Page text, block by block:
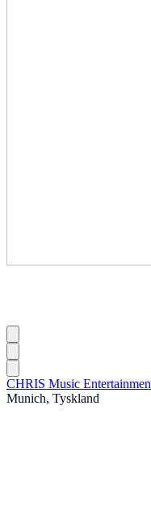
CHRIS Music
Munich, Tyskland